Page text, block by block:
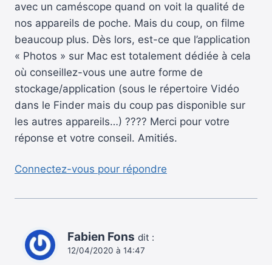
avec un caméscope quand on voit la qualité de
nos appareils de poche. Mais du coup, on filme
beaucoup plus. Dès lors, est-ce que l’application
« Photos » sur Mac est totalement dédiée à cela
où conseillez-vous une autre forme de
stockage/application (sous le répertoire Vidéo
dans le Finder mais du coup pas disponible sur
les autres appareils…) ???? Merci pour votre
réponse et votre conseil. Amitiés.
Connectez-vous pour répondre
Fabien Fons dit :
12/04/2020 à 14:47